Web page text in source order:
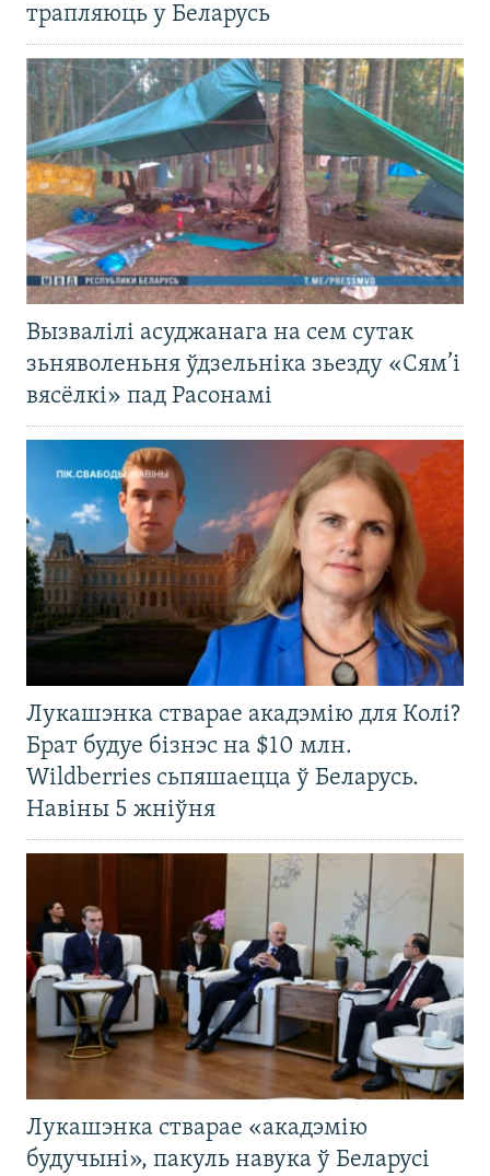
трапляюць у Беларусь
Вызвалілі асуджанага на сем сутак
зьняволеньня ўдзельніка зьезду «Сям’і
вясёлкі» пад Расонамі
Лукашэнка стварае акадэмію для Колі?
Брат будуе бізнэс на $10 млн.
Wildberries сьпяшаецца ў Беларусь.
Навіны 5 жніўня
Лукашэнка стварае «акадэмію
будучыні», пакуль навука ў Беларусі